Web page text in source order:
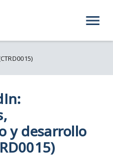
Menú
y desarrollo